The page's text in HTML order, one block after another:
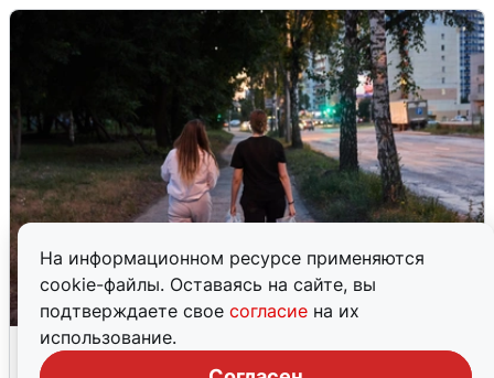
На информационном ресурсе применяются
cookie-файлы. Оставаясь на сайте, вы
подтверждаете свое согласие на их
использование.
Опубликована карта отключений
воды в Воронеже